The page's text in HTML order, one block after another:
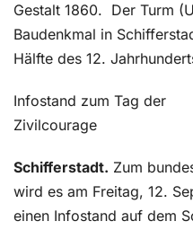
Gestalt 1860. Der Turm
Baudenkmal in
Hälfte des 12.
Infostand zum Tag der
Zivilcourage
Schifferstadt. Zum
wird es am Freitag, 12.
einen Infostand auf dem